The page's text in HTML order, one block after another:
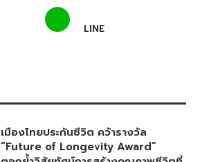
LINE
เมืองไทยประกันชีวิต คว้ารางวัล
“Future of Longevity Award”